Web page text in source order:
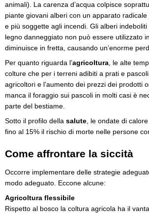
animali). La carenza d’acqua colpisce
piante giovani alberi con un apparato
e più soggette agli incendi. Gli alberi
legno danneggiato non può essere utilizzato
diminuisce in fretta, causando un’enorme
Per quanto riguarda l’agricoltura , le alte
colture che per i terreni adibiti a prati e
agricoltori e l’aumento dei prezzi dei prodotti
manca il foraggio sui pascoli in molti casi è
parte del bestiame.
Sotto il profilo della salute , le ondate di
fino al 15% il rischio di morte nelle persone
Come affrontare la siccità
Occorre implementare delle strategie
modo adeguato. Eccone alcune:
Agricoltura flessibile
Rispetto al bosco la coltura agricola ha il